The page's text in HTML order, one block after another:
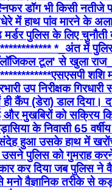
डॉग भी किसी नतीजे
में हाथ पांव मारने के
मर्डर पुलिस के लिए चुनौती
*_​अंत में
टूल' से खुला
​एसएसपी शशि
उप निरीक्षक
कैंप (डेरा) डाल दिया।
मुखबिरों को सक्रिय
के निवासी 65 वर्षीय
संदेह हुआ उसके हाथ में
पुलिस को गुमराह
कर दिया जब पुलिस ने
वैज्ञानिक तरीके से